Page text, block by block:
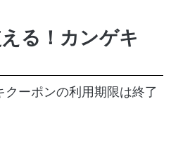
る！カンゲキ
クーポンの利用期限は終了